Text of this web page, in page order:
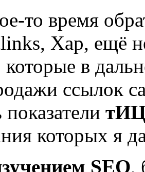
то время
Xap, ещё
которые в
ссылок
показатели
которых я
SEO,